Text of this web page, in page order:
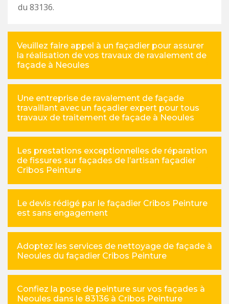
du 83136.
Veuillez faire appel à un façadier pour assurer
la réalisation de vos travaux de ravalement de
façade à Neoules
Une entreprise de ravalement de façade
travaillant avec un façadier expert pour tous
travaux de traitement de façade à Neoules
Les prestations exceptionnelles de réparation
de fissures sur façades de l’artisan façadier
Cribos Peinture
Le devis rédigé par le façadier Cribos Peinture
est sans engagement
Adoptez les services de nettoyage de façade à
Neoules du façadier Cribos Peinture
Confiez la pose de peinture sur vos façades à
Neoules dans le 83136 à Cribos Peinture